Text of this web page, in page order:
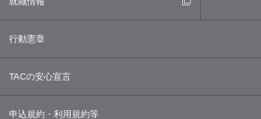
行動憲章
TACの安心宣言
申込規約・利用規約等